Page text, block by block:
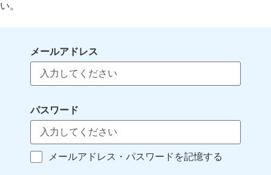
い。
メールアドレス
パスワード
メールアドレス・パスワードを記憶する